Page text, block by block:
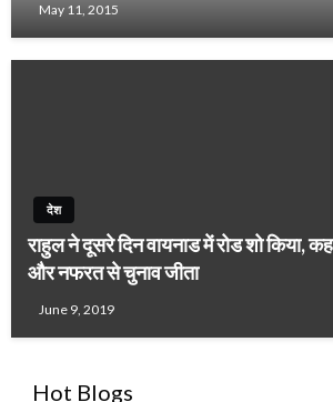
May 11, 2015
देश
राहुल ने दूसरे दिन वायनाड में रोड शो किया,
और नफरत से चुनाव जीता
June 9, 2019
Hot Blogs